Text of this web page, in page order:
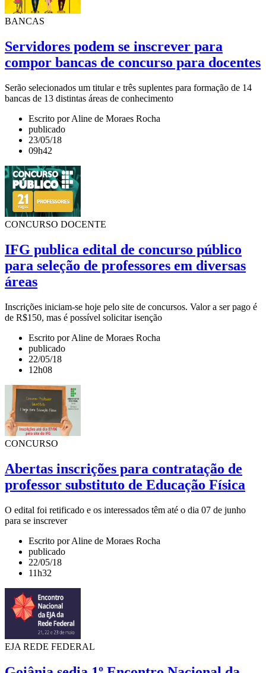
BANCAS
Servidores podem se inscrever para
compor bancas de concurso para docentes
Serão selecionados um titular e três suplentes para formação de 14
bancas de 13 distintas áreas de conhecimento
Escrito por Aline de Moraes Rocha
publicado
23/05/18
09h42
CONCURSO DOCENTE
IFG publica edital de concurso público
para seleção de professores em diversas
áreas
Inscrições iniciam-se hoje pelo site de concursos. Valor a ser pago é
de R$150, mas é possível solicitar isenção
Escrito por Aline de Moraes Rocha
publicado
22/05/18
12h08
CONCURSO
Abertas inscrições para contratação de
professor substituto de Educação Física
O edital foi retificado e os interessados têm até o dia 07 de junho
para se inscrever
Escrito por Aline de Moraes Rocha
publicado
22/05/18
11h32
EJA REDE FEDERAL